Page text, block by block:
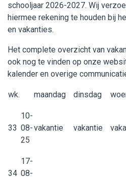
schooljaar 2026-2027. Wij
hiermee rekening te houden bij
en vakanties.
Het complete overzicht van
ook nog te vinden op onze
kalender en overige
wk. maandag dinsdag
33
10-
08-
25
vakantie vakantie
34
17-
08-